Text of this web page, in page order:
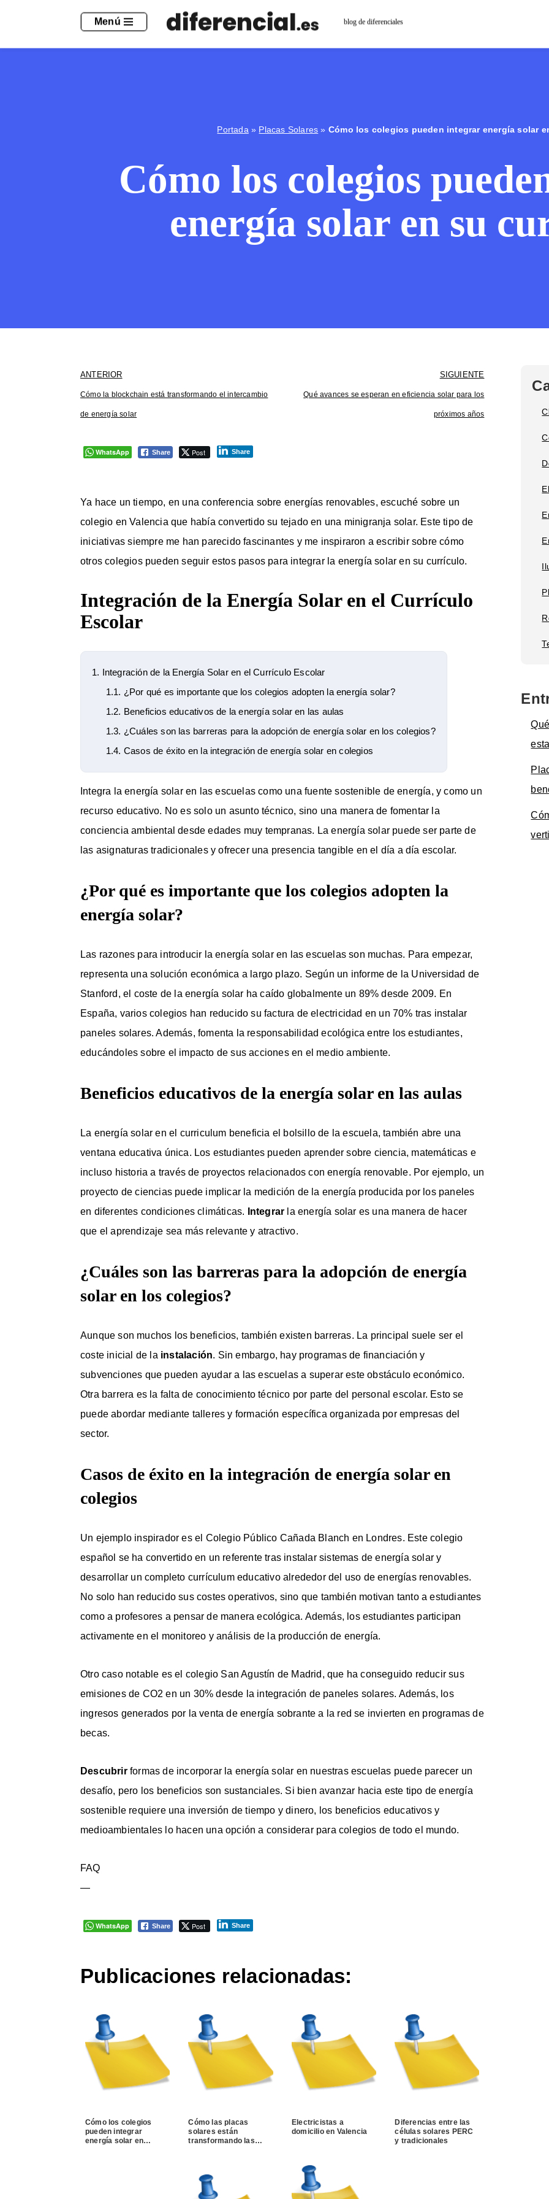
Menú blog de diferenciales
Portada » Placas Solares » Cómo los colegios pueden integrar energía solar
Cómo los colegios
energía solar en su
ANTERIOR
Cómo la blockchain está transformando el intercambio
de energía solar
SIGUIENTE
Qué avances se esperan en eficiencia solar para los
próximos años
WhatsApp Share Post Share
Ya hace un tiempo, en una conferencia sobre energías renovables, escuché sobre un
colegio en Valencia que había convertido su tejado en una minigranja solar. Este tipo de
iniciativas siempre me han parecido fascinantes y me inspiraron a escribir sobre cómo
otros colegios pueden seguir estos pasos para integrar la energía solar en su currículo.
Integración de la Energía Solar en el Currículo
Escolar
1. Integración de la Energía Solar en el Currículo Escolar
1.1. ¿Por qué es importante que los colegios adopten la energía solar?
1.2. Beneficios educativos de la energía solar en las aulas
1.3. ¿Cuáles son las barreras para la adopción de energía solar en los colegios?
1.4. Casos de éxito en la integración de energía solar en colegios
Integra la energía solar en las escuelas como una fuente sostenible de energía, y como un
recurso educativo. No es solo un asunto técnico, sino una manera de fomentar la
conciencia ambiental desde edades muy tempranas. La energía solar puede ser parte de
las asignaturas tradicionales y ofrecer una presencia tangible en el día a día escolar.
¿Por qué es importante que los colegios adopten la
energía solar?
Las razones para introducir la energía solar en las escuelas son muchas. Para empezar,
representa una solución económica a largo plazo. Según un informe de la Universidad de
Stanford, el coste de la energía solar ha caído globalmente un 89% desde 2009. En
España, varios colegios han reducido su factura de electricidad en un 70% tras instalar
paneles solares. Además, fomenta la responsabilidad ecológica entre los estudiantes,
educándoles sobre el impacto de sus acciones en el medio ambiente.
Beneficios educativos de la energía solar en las aulas
La energía solar en el curriculum beneficia el bolsillo de la escuela, también abre una
ventana educativa única. Los estudiantes pueden aprender sobre ciencia, matemáticas e
incluso historia a través de proyectos relacionados con energía renovable. Por ejemplo, un
proyecto de ciencias puede implicar la medición de la energía producida por los paneles
en diferentes condiciones climáticas.
Integrar la energía solar es una manera de hacer
que el aprendizaje sea más relevante y atractivo.
¿Cuáles son las barreras para la adopción de energía
solar en los colegios?
Aunque son muchos los beneficios, también existen barreras. La principal suele ser el
coste inicial de la instalación. Sin embargo, hay programas de financiación y
subvenciones que pueden ayudar a las escuelas a superar este obstáculo económico.
Otra barrera es la falta de conocimiento técnico por parte del personal escolar. Esto se
puede abordar mediante talleres y formación específica organizada por empresas del
sector.
Casos de éxito en la integración de energía solar en
colegios
Un ejemplo inspirador es el Colegio Público Cañada Blanch en Londres. Este colegio
español se ha convertido en un referente tras instalar sistemas de energía solar y
desarrollar un completo currículum educativo alrededor del uso de energías renovables.
No solo han reducido sus costes operativos, sino que también motivan tanto a estudiantes
como a profesores a pensar de manera ecológica. Además, los estudiantes participan
activamente en el monitoreo y análisis de la producción de energía.
Otro caso notable es el colegio San Agustín de Madrid, que ha conseguido reducir sus
emisiones de CO2 en un 30% desde la integración de paneles solares. Además, los
ingresos generados por la venta de energía sobrante a la red se invierten en programas de
becas.
Descubrirformas de incorporar la energía solar en nuestras escuelas puede parecer un
desafío, pero los beneficios son sustanciales. Si bien avanzar hacia este tipo de energía
sostenible requiere una inversión de tiempo y dinero, los beneficios educativos y
medioambientales lo hacen una opción a considerar para colegios de todo el mundo.
FAQ
—
WhatsApp Share Post Share
Publicaciones relacionadas:
Cómo los colegios
pueden integrar
energía solar en…
Cómo las placas
solares están
transformando las…
Electricistas a
domicilio en Valencia
Diferencias entre las
células solares PERC
y tradicionales